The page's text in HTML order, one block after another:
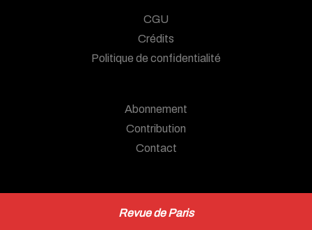
CGU
Crédits
Politique de confidentialité
Abonnement
Contribution
Contact
Revue de Paris